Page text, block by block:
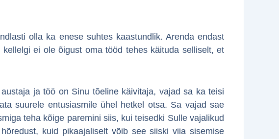
olla ka enese suhtes kaastundlik. Arenda endast
ei ole õigust oma tööd tehes käituda selliselt, et
ja töö on Sinu tõeline käivitaja, vajad sa ka teisi
suurele entusiasmile ühel hetkel otsa. Sa vajad sae
teha kõige paremini siis, kui teisedki Sulle vajalikud
kuid pikaajaliselt võib see siiski viia sisemise